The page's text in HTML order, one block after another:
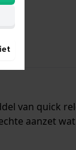
van quick
aanzet